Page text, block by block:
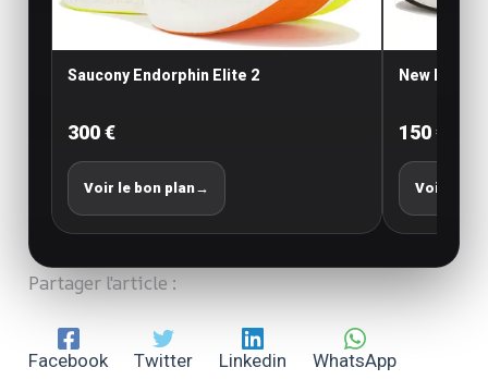
Saucony Endorphin Elite 2
300 €
Voir le bon plan→
New
150 €
Voir le
Partager l'article :
Facebook Twitter Linkedin WhatsApp